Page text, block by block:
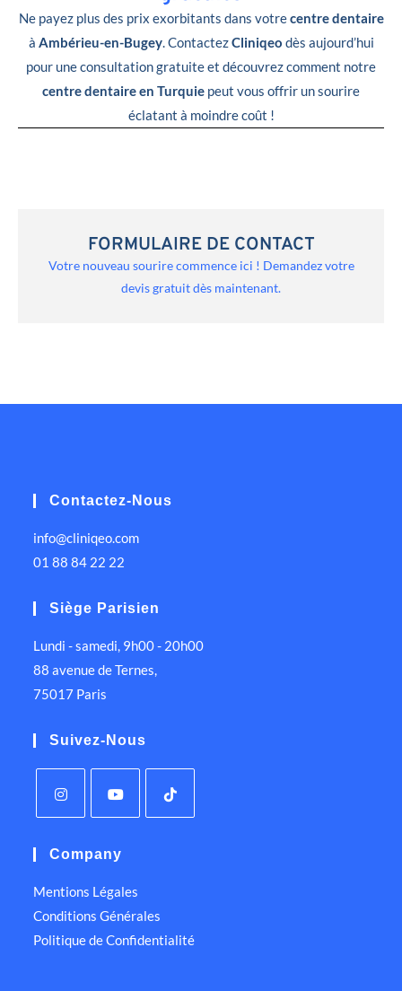
Ne payez plus des prix exorbitants dans votrecentre dentaire
à Ambérieu-en-Bugey. ContactezCliniqeo dès aujourd’hui
pour une consultation gratuite et découvrez comment notre
centre dentaire en Turquie peut vous offrir un sourire
éclatant à moindre coût !
FORMULAIRE DE CONTACT
Votre nouveau sourire commence ici ! Demandez votre
devis gratuit dès maintenant.
Contactez-Nous
info@cliniqeo.com
01 88 84 22 22
Siège Parisien
Lundi - samedi, 9h00 - 20h00
88 avenue de Ternes,
75017 Paris
Suivez-Nous
Company
Mentions Légales
Conditions Générales
Politique de Confidentialité